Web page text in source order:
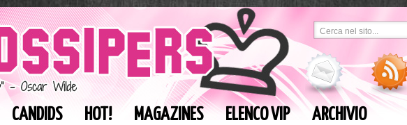
CANDIDS HOT! MAGAZINES ELENCO VIP ARCHIVIO